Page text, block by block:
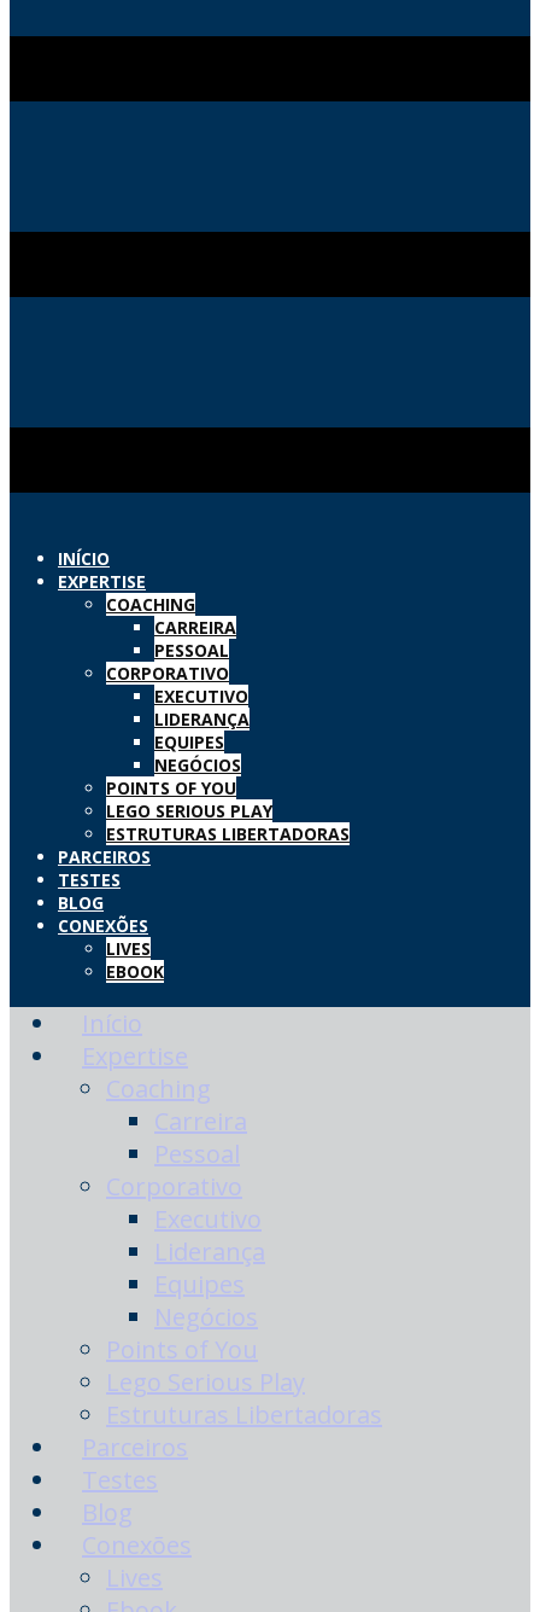
INÍCIO
EXPERTISE
COACHING
CARREIRA
PESSOAL
CORPORATIVO
EXECUTIVO
LIDERANÇA
EQUIPES
NEGÓCIOS
POINTS OF YOU
LEGO SERIOUS PLAY
ESTRUTURAS LIBERTADORAS
PARCEIROS
TESTES
BLOG
CONEXÕES
LIVES
EBOOK
Início
Expertise
Coaching
Carreira
Pessoal
Corporativo
Executivo
Liderança
Equipes
Negócios
Points of You
Lego Serious Play
Estruturas Libertadoras
Parceiros
Testes
Blog
Conexões
Lives